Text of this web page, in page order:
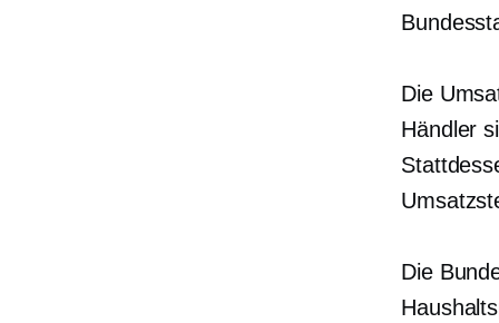
Die
Händler
Die